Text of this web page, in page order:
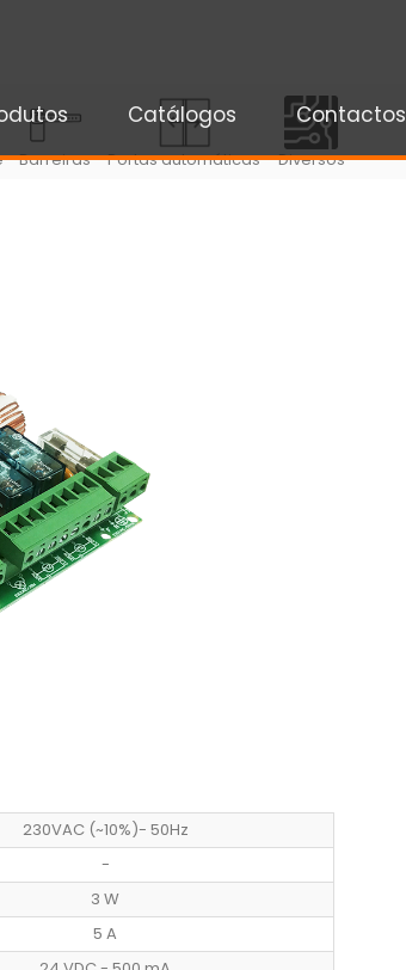
Catálogos Contactos
Barreiras Portas automáticas Diversos
230VAC (~10%)- 50Hz
-
3 W
5 A